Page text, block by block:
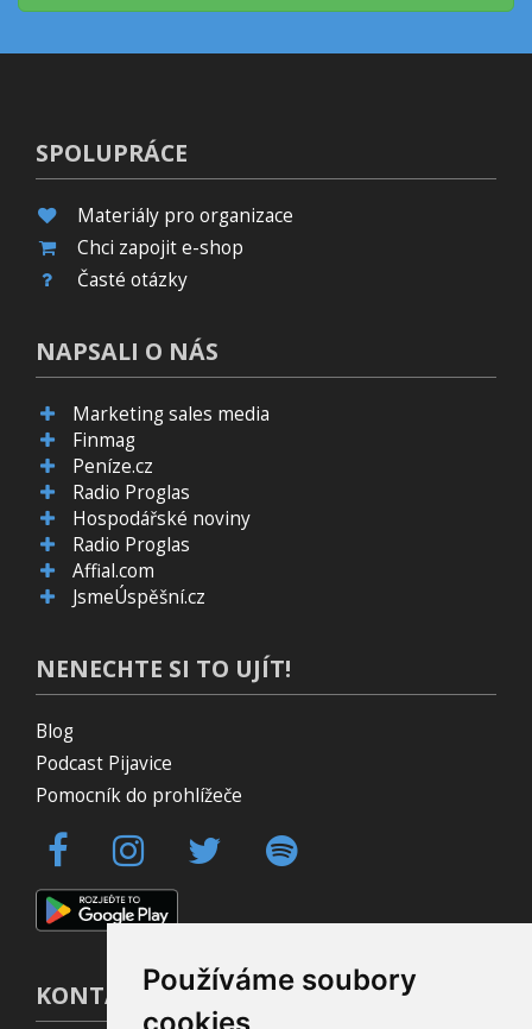
Používáme soubory
SPOLUPRÁCE
Materiály pro organizace
Chci zapojit e-shop
Časté otázky
NAPSALI O NÁS
Marketing sales media
Finmag
Peníze.cz
Radio Proglas
Hospodářské noviny
Radio Proglas
Affial.com
JsmeÚspěšní.cz
NENECHTE SI TO UJÍT!
Blog
Podcast Pijavice
Pomocník do prohlížeče
KONTAKT